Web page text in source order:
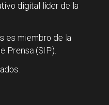
digital líder de la
es miembro de la
Prensa (SIP).